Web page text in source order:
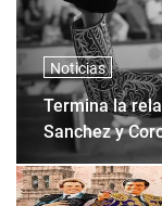
Noticias
Termina la
Sanchez y